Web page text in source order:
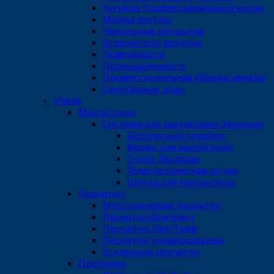
Гигиена Профессиональной кухни
Мойка посуды
Напольные покрытия
Освежители воздуха
Поверхности
Промышленность
Профессиональная уборка номера
Санитарные зоны
Vileda
Мытьё окон
Система для мытья окон Эволюшн
Безопасный скребок
Ведро для мытья окон
Склиз Эволюшн
Телескопическая ручка
Щетка для мытья окон
Перчатки
Многоцелевые перчатки
Перчатки Контракт
Перчатки ЛайтТафф
Перчатки универсальные
Усиленные перчатки
Протирка